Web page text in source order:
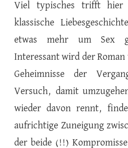
Viel typisches trifft hier
klassische
etwas mehr um Sex
Interessant wird der
Geheimnisse der
Versuch, damit
wieder davon rennt,
aufrichtige Zuneigung
der beide (!!)